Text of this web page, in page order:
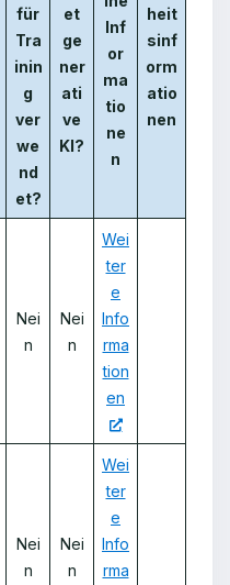
für
Tra
inin
g
ver
we
nd
et?
et
ge
ner
ati
ve
KI?
Inf
or
ma
tio
ne
n
heit
sinf
orm
atio
nen
Nei
n
Nei
n
Wei
ter
e
Info
rma
tion
en
Nei
n
Nei
n
Wei
ter
e
Info
rma